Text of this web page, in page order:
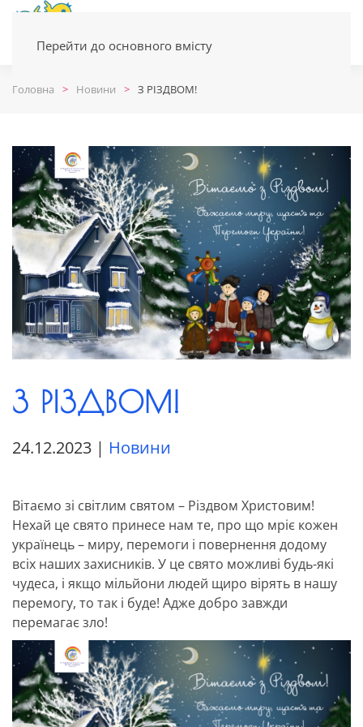
Перейти до основного вмісту
Головна Новини З РІЗДВОМ!
З РІЗДВОМ!
24.12.2023 | Новини
Вітаємо зі світлим святом – Різдвом Христовим!
Нехай це свято принесе нам те, про що мріє кожен
українець – миру, перемоги і повернення додому
всіх наших захисників. У це свято можливі будь-які
чудеса, і якщо мільйони людей щиро вірять в нашу
перемогу, то так і буде! Адже добро завжди
перемагає зло!